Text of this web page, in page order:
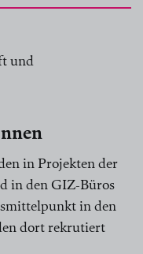
und
in Projekten der
in den GIZ-Büros
in den
dort rekrutiert